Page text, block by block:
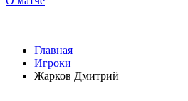
Главная
Игроки
Жарков Дмитрий